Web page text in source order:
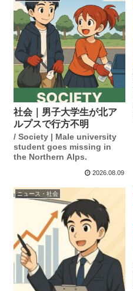
社会｜男子大学生が北ア
ルプスで行方不明
/ Society | Male university
student goes missing in
the Northern Alps.
2026.08.09
ニュース・社会